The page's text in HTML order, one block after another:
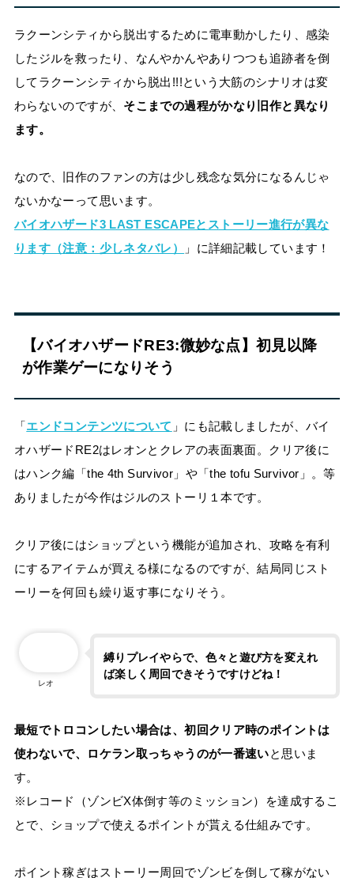
ラクーンシティから脱出するために電車動かしたり、感染
したジルを救ったり、なんやかんやありつつも追跡者を倒
してラクーンシティから脱出!!!という大筋のシナリオは変
わらないのですが、 そこまでの過程がかなり旧作と異なり
ます。
なので、旧作のファンの方は少し残念な気分になるんじゃ
ないかなーって思います。
バイオハザード3 LAST ESCAPEとストーリー進行が異な
ります（注意：少しネタバレ）
」に詳細記載しています！
【バイオハザードRE3:微妙な点】初見以降
が作業ゲーになりそう
「エンドコンテンツについて 」にも記載しましたが、バイ
オハザードRE2はレオンとクレアの表面裏面。クリア後に
はハンク編「the 4th Survivor」や「the tofu Survivor」。等
ありましたが今作はジルのストーリ１本です。
クリア後にはショップという機能が追加され、攻略を有利
にするアイテムが買える様になるのですが、結局同じスト
ーリーを何回も繰り返す事になりそう。
レオ
縛りプレイやらで、色々と遊び方を変えれ
ば楽しく周回できそうですけどね！
最短でトロコンしたい場合は、初回クリア時のポイントは
使わないで、ロケラン取っちゃうのが一番速いと思いま
す。
※レコード（ゾンビX体倒す等のミッション）を達成するこ
とで、ショップで使えるポイントが貰える仕組みです。
ポイント稼ぎはストーリー周回でゾンビを倒して稼がない